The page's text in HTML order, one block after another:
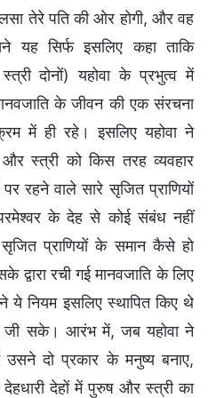
तेरे पति की ओर होगी, और वह
यह सिर्फ इसलिए कहा ताकि
दोनों) यहोवा के प्रभुत्व में
के जीवन की एक संरचना
में ही रहे। इसलिए यहोवा ने
स्त्री को किस तरह व्यवहार
रहने वाले सारे सृजित प्राणियों
के देह से कोई संबंध नहीं
प्राणियों के समान कैसे हो
रची गई मानवजाति के लिए
नियम इसलिए स्थापित किए थे
जी सके। आरंभ में, जब यहोवा ने
उसने दो प्रकार के मनुष्य बनाए,
देहों में पुरुष और स्त्री का